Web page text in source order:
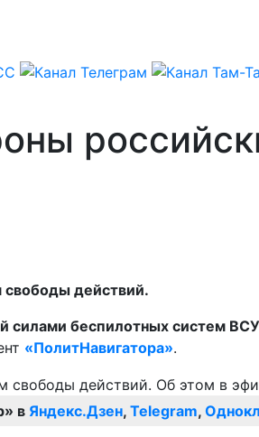
свободы действий.
силами беспилотных систем
«ПолитНавигатора».
в Яндекс.Дзен, Telegram,